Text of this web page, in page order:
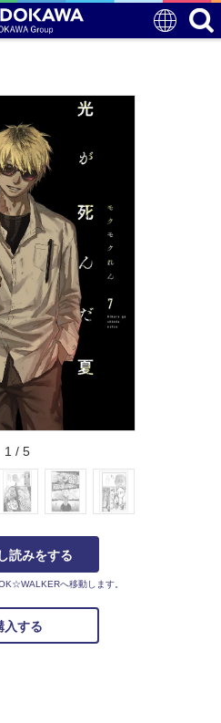
1 / 5
読みをする
へ移動します。
入する